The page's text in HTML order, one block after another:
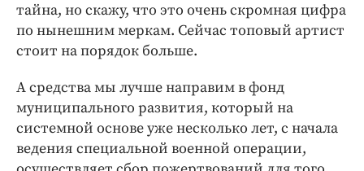
тайна, но скажу, что это очень скромная цифра
по нынешним меркам. Сейчас топовый артист
стоит на порядок больше.
А средства мы лучше направим в фонд
муниципального развития, который на
системной основе уже несколько лет, с начала
ведения специальной военной операции,